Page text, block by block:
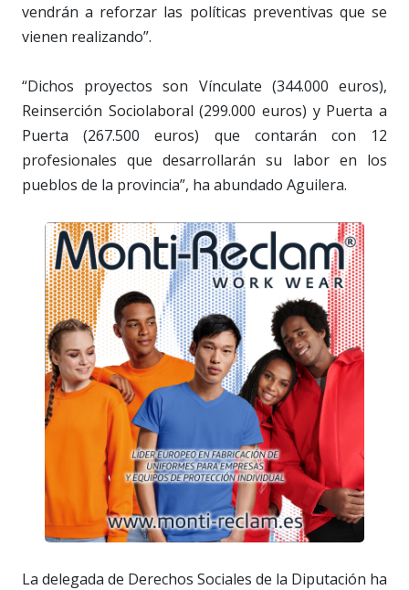
vendrán a reforzar las políticas preventivas que se
vienen realizando”.
“Dichos proyectos son Vínculate (344.000 euros),
Reinserción Sociolaboral (299.000 euros) y Puerta a
Puerta (267.500 euros) que contarán con 12
profesionales que desarrollarán su labor en los
pueblos de la provincia”, ha abundado Aguilera.
La delegada de Derechos Sociales de la Diputación ha